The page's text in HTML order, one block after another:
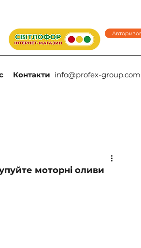
Контакти info@profex-
моторні оливи